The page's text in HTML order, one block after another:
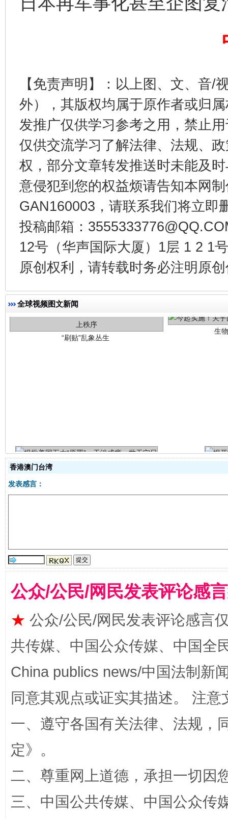
【免责声明】：以上图、文、音/
外），其版权均属于原作者或归
发推广仅供学习参考之用，禁止
仅供交流学习了解法律、法规、
权，部分文章转发推送时未能及
意侵犯到您的权益烦请告知本网
GAN160003，请联系我们将立即
投稿邮箱：
12号（华声国际大厦）1层 1 2 1
原创权利，请转载时务必注明原
全球视频图文新闻
在谋一域中谋全局
今
习近平的博鳌关键词
魏明
生
解纷+调解+退费，一次搞定
站台名比不上好声名
香港澳门台湾
发表感言：
公众/公民/网民发表评论感
★ 公众/公民/网民发表评论感言
共传媒、中国公众传媒、中国全
China publics news/中国法制新
同意其观点或证实其描述。 注
一、遵守各国有关法律、法规，
定》。
二、尊重网上道德，承担一切因
三、中国公共传媒、中国公众传